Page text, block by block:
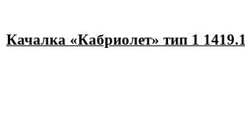
Качалка «Кабриолет» тип 1 1419.1